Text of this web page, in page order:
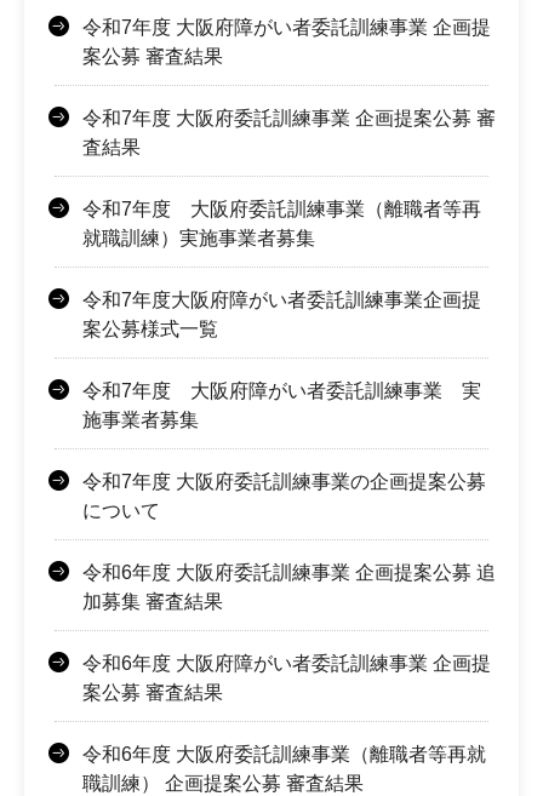
令和7年度 大阪府障がい者委託訓練事業 企画提
案公募 審査結果
令和7年度 大阪府委託訓練事業 企画提案公募 審
査結果
令和7年度 大阪府委託訓練事業（離職者等再
就職訓練）実施事業者募集
令和7年度大阪府障がい者委託訓練事業企画提
案公募様式一覧
令和7年度 大阪府障がい者委託訓練事業 実
施事業者募集
令和7年度 大阪府委託訓練事業の企画提案公募
について
令和6年度 大阪府委託訓練事業 企画提案公募 追
加募集 審査結果
令和6年度 大阪府障がい者委託訓練事業 企画提
案公募 審査結果
令和6年度 大阪府委託訓練事業（離職者等再就
職訓練） 企画提案公募 審査結果